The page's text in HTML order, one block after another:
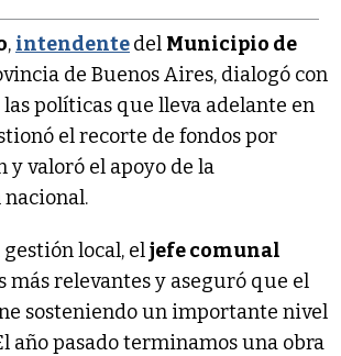
, intendentedel Municipio de
de Buenos Aires, dialogó con
las políticas que lleva adelante en
el recorte de fondos por
y valoró el apoyo de la
local, eljefe comunal
más relevantes y aseguró que el
sosteniendo un importante nivel
año pasado terminamos una obra